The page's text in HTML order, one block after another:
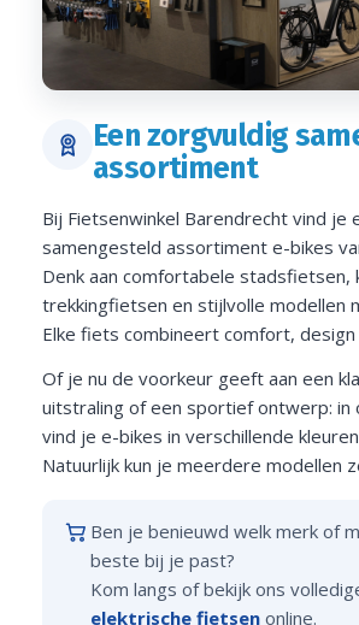
Een zorgvuldig
assortiment
Bij Fietsenwinkel Barendrecht vind je
samengesteld assortiment e-bikes
Denk aan comfortabele stadsfietsen,
trekkingfietsen en stijlvolle modellen
Elke fiets combineert comfort, design
Of je nu de voorkeur geeft aan een
uitstraling of een sportief ontwerp: in
vind je e-bikes in verschillende
Natuurlijk kun je meerdere modellen
Ben je benieuwd welk merk of
beste bij je past?
Kom langs of bekijk ons
elektrische fietsen online.